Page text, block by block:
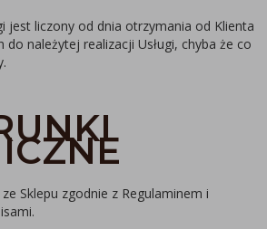
jest liczony od dnia otrzymania od Klienta
należytej realizacji Usługi, chyba że co
Sklepu zgodnie z Regulaminem i